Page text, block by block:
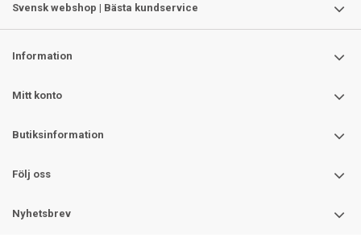
Svensk webshop | Bästa kundservice
Information
Mitt konto
Butiksinformation
Följ oss
Nyhetsbrev